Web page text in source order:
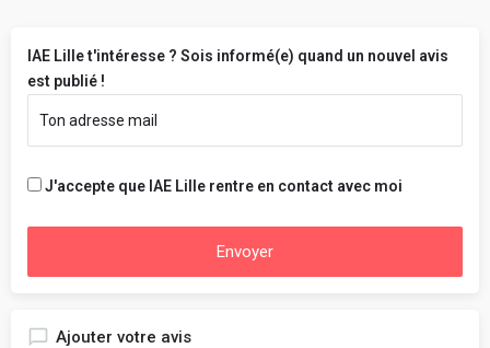
IAE Lille t'intéresse ? Sois informé(e) quand un nouvel avis
est publié !
J'accepte que IAE Lille rentre en contact avec moi
Envoyer
Ajouter votre avis